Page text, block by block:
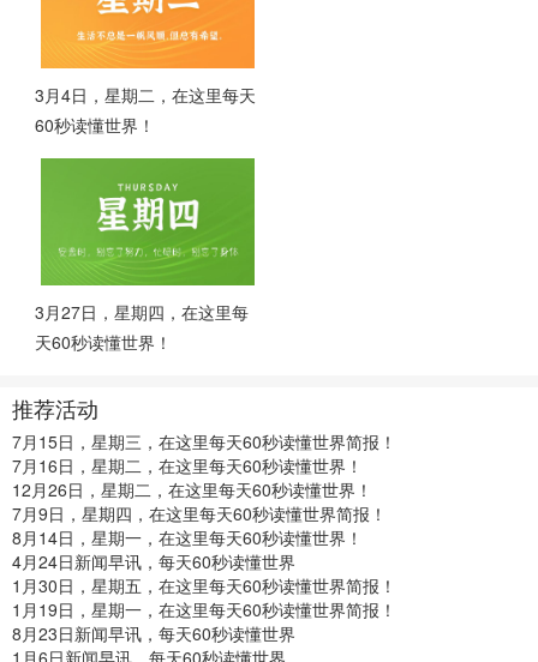
3月4日，星期二，在这里每天
60秒读懂世界！
3月27日，星期四，在这里每
天60秒读懂世界！
推荐活动
7月15日，星期三，在这里每天60秒读懂世界简报！
7月16日，星期二，在这里每天60秒读懂世界！
12月26日，星期二，在这里每天60秒读懂世界！
7月9日，星期四，在这里每天60秒读懂世界简报！
8月14日，星期一，在这里每天60秒读懂世界！
4月24日新闻早讯，每天60秒读懂世界
1月30日，星期五，在这里每天60秒读懂世界简报！
1月19日，星期一，在这里每天60秒读懂世界简报！
8月23日新闻早讯，每天60秒读懂世界